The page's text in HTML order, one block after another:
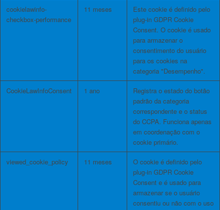
cookielawinfo-
checkbox-performance
11 meses
Este cookie é definido pelo
plug-in GDPR Cookie
Consent. O cookie é usado
para armazenar o
consentimento do usuário
para os cookies na
categoria "Desempenho".
CookieLawInfoConsent 1 ano
Registra o estado do botão
padrão da categoria
correspondente e o status
do CCPA. Funciona apenas
em coordenação com o
cookie primário.
viewed_cookie_policy 11 meses
O cookie é definido pelo
plug-in GDPR Cookie
Consent e é usado para
armazenar se o usuário
consentiu ou não com o uso